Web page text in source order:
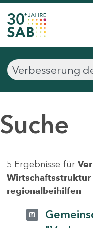
Suche
5 Ergebnisse für
regionalbeihilfen